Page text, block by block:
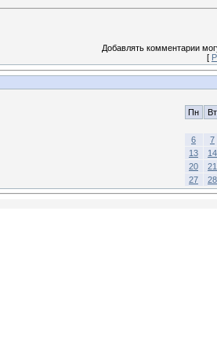
Добавлять комментарии
[
Пн Вт
6
7
13
14
20
21
27
28